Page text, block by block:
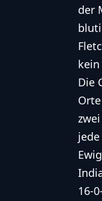
der
Die
16-